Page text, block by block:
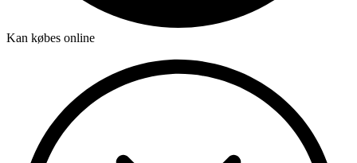
Kan købes online